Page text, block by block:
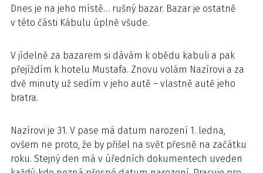
Dnes je na jeho místě… rušný bazar. Bazar je ostatně
v této části Kábulu úplně všude.
V jídelně za bazarem si dávám k obědu kabuli a pak
přejíždím k hotelu Mustafa. Znovu volám Nazírovi a za
dvě minuty už sedím v jeho autě – vlastně autě jeho
bratra.
Nazírovi je 31. V pase má datum narození 1. ledna,
ovšem ne proto, že by přišel na svět přesně na začátku
roku. Stejný den má v úředních dokumentech uveden